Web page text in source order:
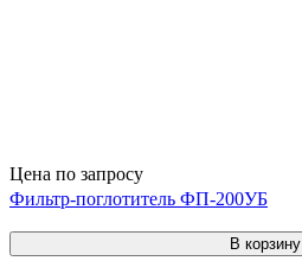
Цена по запросу
Фильтр-поглотитель ФП-200УБ
В корзину